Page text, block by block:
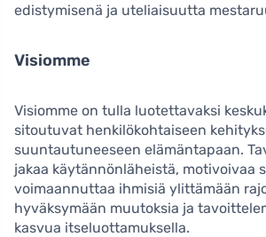
edistymisenä ja uteliaisuutta
Visiomme
Visiomme on tulla luotettavaksi
sitoutuvat henkilökohtaiseen
suuntautuneeseen elämäntapaan.
jakaa käytännönläheistä, motivoivaa
voimaannuttaa ihmisiä ylittämään
hyväksymään muutoksia ja
kasvua itseluottamuksella.